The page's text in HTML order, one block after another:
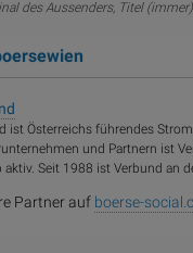
des Aussenders, Titel
ist Österreichs führendes
und Partnern ist
aktiv. Seit 1988 ist Verbund an
Partner auf boerse-